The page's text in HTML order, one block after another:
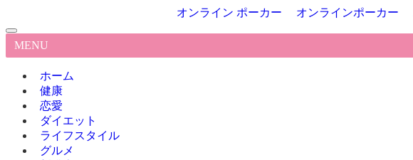
オンライン ポーカー オンラインポーカー
MENU
ホーム
健康
恋愛
ダイエット
ライフスタイル
グルメ